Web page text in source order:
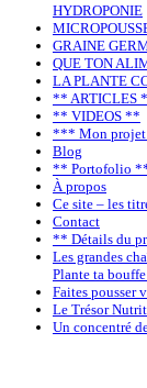
HYDROPONIE
GRAINE
QUE TON
LA PLANTE
** ARTICLES
** VIDEOS **
*** Mon
Blog
** Portofolio
À propos
Ce site – les
Contact
** Détails du
Les grandes
Plante ta
Faites pousser
Le Trésor
Un concentré